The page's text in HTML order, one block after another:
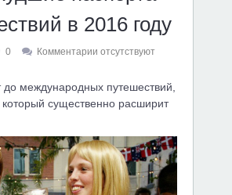
в 2016 году
0
Комментарии отсутствуют
до международных путешествий,
который существенно расширит